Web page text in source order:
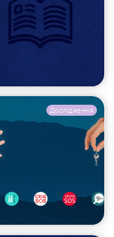
Дослідження